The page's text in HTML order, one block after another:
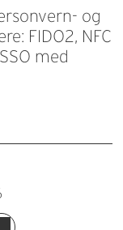
og
FIDO2, NFC
med